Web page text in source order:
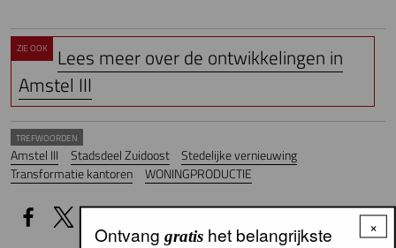
ZIE OOK
Lees meer over de ontwikkelingen in
Amstel III
TREFWOORDEN
Amstel III Stadsdeel Zuidoost
Stedelijke vernieuwing
Transformatie kantoren
WONINGPRODUCTIE
×
Ontvang gratishet belangrijkste